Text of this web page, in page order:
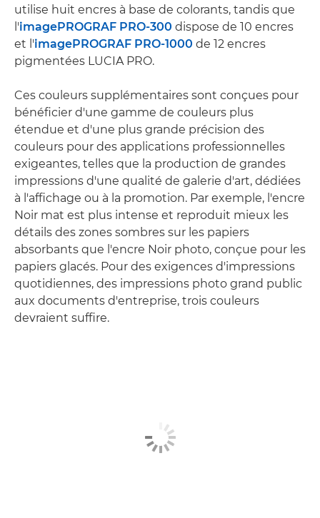
utilise huit encres à base de colorants, tandis que
l'imagePROGRAF PRO-300 dispose de 10 encres
et l'imagePROGRAF PRO-1000 de 12 encres
pigmentées LUCIA PRO.
Ces couleurs supplémentaires sont conçues pour
bénéficier d'une gamme de couleurs plus
étendue et d'une plus grande précision des
couleurs pour des applications professionnelles
exigeantes, telles que la production de grandes
impressions d'une qualité de galerie d'art, dédiées
à l'affichage ou à la promotion. Par exemple, l'encre
Noir mat est plus intense et reproduit mieux les
détails des zones sombres sur les papiers
absorbants que l'encre Noir photo, conçue pour les
papiers glacés. Pour des exigences d'impressions
quotidiennes, des impressions photo grand public
aux documents d'entreprise, trois couleurs
devraient suffire.